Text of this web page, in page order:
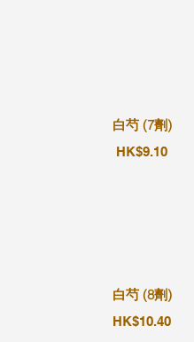
白芍 (7劑)
HK$9.10
白芍 (8劑)
HK$10.40